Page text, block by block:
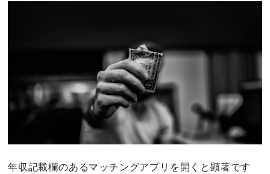
年収記載欄のあるマッチングアプリを開くと顕著です